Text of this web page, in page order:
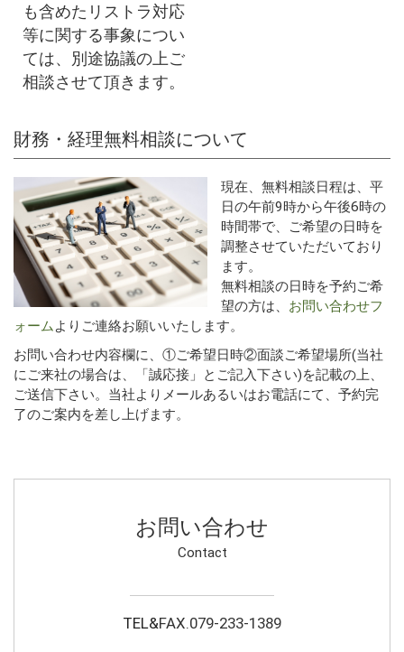
も含めたリストラ対応
等に関する事象につい
ては、別途協議の上ご
相談させて頂きます。
財務・経理無料相談について
現在、無料相談日程は、平
日の午前9時から午後6時の
時間帯で、ご希望の日時を
調整させていただいており
ます。
無料相談の日時を予約ご希
望の方は、 お問い合わせフ
ォームよりご連絡お願いいたします。
お問い合わせ内容欄に、①ご希望日時②面談ご希望場所(当社
にご来社の場合は、「誠応接」とご記入下さい)を記載の上、
ご送信下さい。当社よりメールあるいはお電話にて、予約完
了のご案内を差し上げます。
お問い合わせ
Contact
TEL&FAX.079-233-1389